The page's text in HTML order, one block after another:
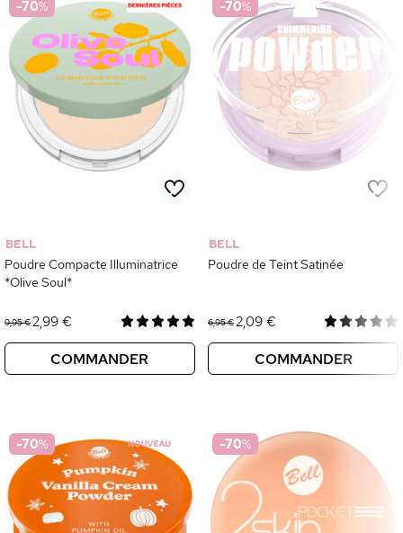
-70%
BELL
Poudre Compacte Illuminatrice
*Olive Soul*
9,95 €2,99 €
COMMANDER
-70%
BELL
Poudre de Teint Satinée
6,95 €2,09 €
COMMANDER
-70% -70%